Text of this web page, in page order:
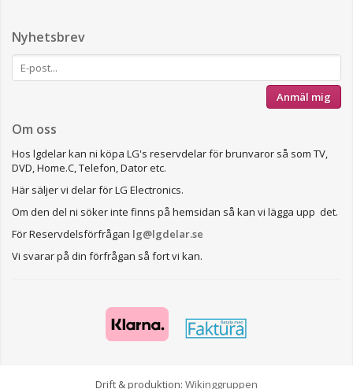
Nyhetsbrev
Anmäl mig
Om oss
Hos lgdelar kan ni köpa LG's reservdelar för brunvaror så som TV,
DVD, Home.C, Telefon, Dator etc.
Här säljer vi delar för LG Electronics.
Om den del ni söker inte finns på hemsidan så kan vi lägga upp det.
För Reservdelsförfrågan lg@lgdelar.se
Vi svarar på din förfrågan så fort vi kan.
Drift & produktion: Wikinggruppen